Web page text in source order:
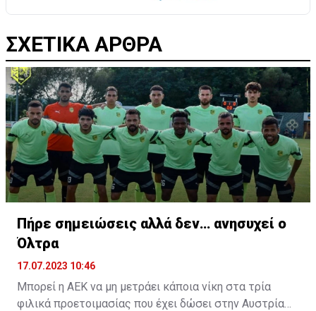
ΣΧΕΤΙΚΑ ΑΡΘΡΑ
Πήρε σημειώσεις αλλά δεν… ανησυχεί ο
Όλτρα
17.07.2023 10:46
Μπορεί η ΑΕΚ να μη μετράει κάποια νίκη στα τρία
φιλικά προετοιμασίας που έχει δώσει στην Αυστρία